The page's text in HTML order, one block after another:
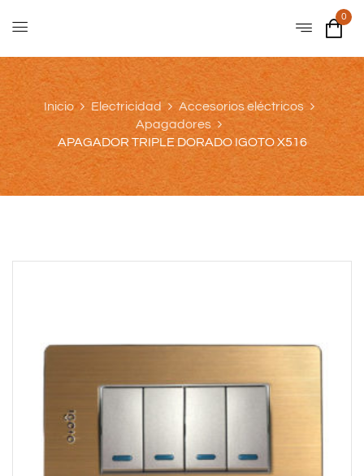
0
Inicio Electricidad
Accesorios eléctricos
Apagadores
APAGADOR TRIPLE DORADO IGOTO X516